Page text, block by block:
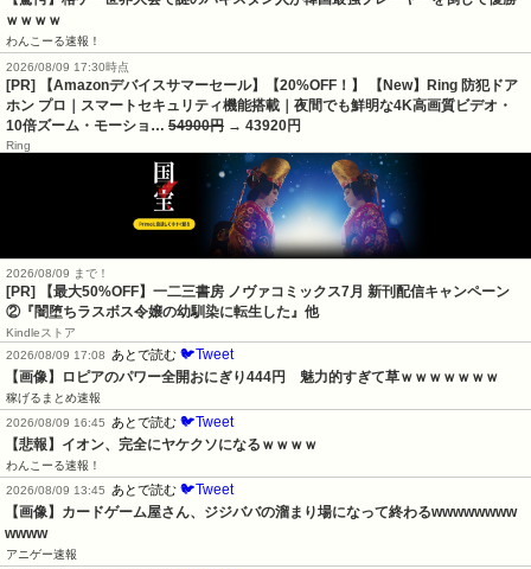
ｗｗｗｗ
わんこーる速報！
2026/08/09 17:30時点
[PR] 【Amazonデバイスサマーセール】【20%OFF！】 【New】Ring 防犯ドア
ホン プロ｜スマートセキュリティ機能搭載｜夜間でも鮮明な4K高画質ビデオ・
10倍ズーム・モーショ… 54900円 → 43920円
Ring
2026/08/09 まで！
[PR] 【最大50%OFF】一二三書房 ノヴァコミックス7月 新刊配信キャンペーン
②『闇堕ちラスボス令嬢の幼馴染に転生した』他
Kindleストア
2026/08/09 17:08
あとで読む 🐦Tweet
【画像】ロピアのパワー全開おにぎり444円　魅力的すぎて草ｗｗｗｗｗｗｗ
稼げるまとめ速報
2026/08/09 16:45
あとで読む 🐦Tweet
【悲報】イオン、完全にヤケクソになるｗｗｗｗ
わんこーる速報！
2026/08/09 13:45
あとで読む 🐦Tweet
【画像】カードゲーム屋さん、ジジババの溜まり場になって終わるwwwwwwww
wwww
アニゲー速報